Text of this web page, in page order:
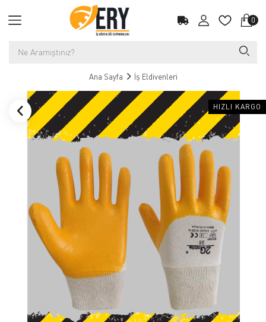
0
Ana Sayfa İş Eldivenleri
HIZLI KARGO